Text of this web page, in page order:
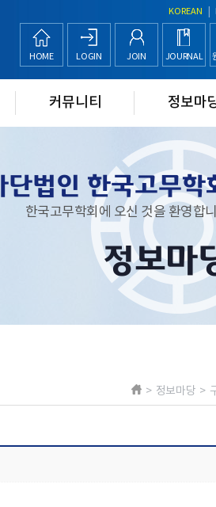
KOREAN
HOME LOGIN JOIN JOURNAL
커뮤니티 정보마
단법인 한국고무학
한국고무학회에 오신 것을 환영합
정보마
> 정보마당 >